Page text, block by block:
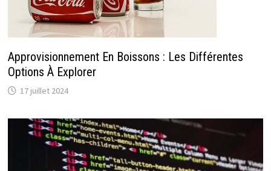
Approvisionnement En Boissons : Les Différentes
Options À Explorer
17 juillet 2024